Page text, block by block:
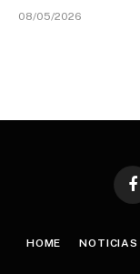
08/05/2026
HOME NOTICIAS